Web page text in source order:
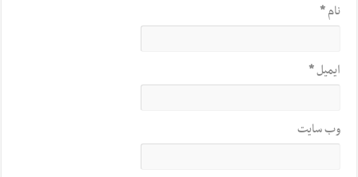
نام*
ایمیل*
وب‌ سایت